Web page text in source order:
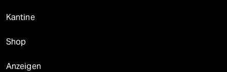
Kantine
Shop
Anzeigen